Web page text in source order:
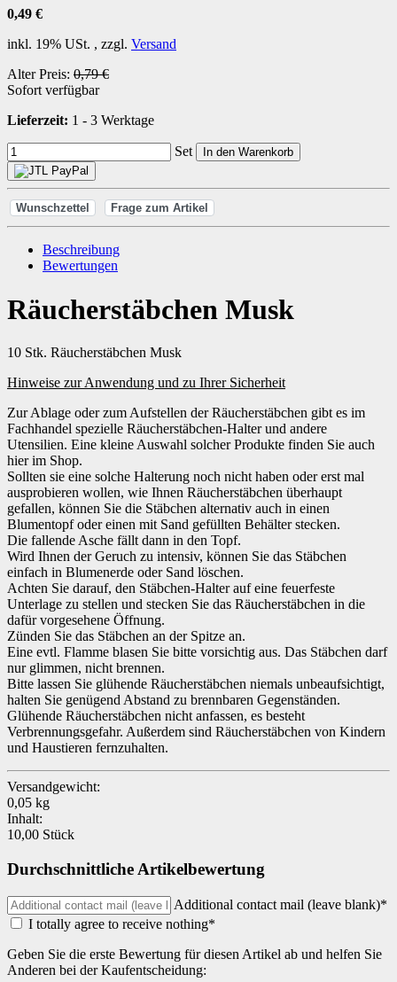
0,49 €
inkl. 19% USt. , zzgl. Versand
Alter Preis: 0,79 €
Sofort verfügbar
Lieferzeit: 1 - 3 Werktage
Set In den Warenkorb
Wunschzettel Frage zum Artikel
Beschreibung
Bewertungen
Räucherstäbchen Musk
10 Stk. Räucherstäbchen Musk
Hinweise zur Anwendung und zu Ihrer Sicherheit
Zur Ablage oder zum Aufstellen der Räucherstäbchen gibt es im
Fachhandel spezielle Räucherstäbchen-Halter und andere
Utensilien. Eine kleine Auswahl solcher Produkte finden Sie auch
hier im Shop.
Sollten sie eine solche Halterung noch nicht haben oder erst mal
ausprobieren wollen, wie Ihnen Räucherstäbchen überhaupt
gefallen, können Sie die Stäbchen alternativ auch in einen
Blumentopf oder einen mit Sand gefüllten Behälter stecken.
Die fallende Asche fällt dann in den Topf.
Wird Ihnen der Geruch zu intensiv, können Sie das Stäbchen
einfach in Blumenerde oder Sand löschen.
Achten Sie darauf, den Stäbchen-Halter auf eine feuerfeste
Unterlage zu stellen und stecken Sie das Räucherstäbchen in die
dafür vorgesehene Öffnung.
Zünden Sie das Stäbchen an der Spitze an.
Eine evtl. Flamme blasen Sie bitte vorsichtig aus. Das Stäbchen darf
nur glimmen, nicht brennen.
Bitte lassen Sie glühende Räucherstäbchen niemals unbeaufsichtigt,
halten Sie genügend Abstand zu brennbaren Gegenständen.
Glühende Räucherstäbchen nicht anfassen, es besteht
Verbrennungsgefahr. Außerdem sind Räucherstäbchen von Kindern
und Haustieren fernzuhalten.
Versandgewicht:
0,05 kg
Inhalt:
10,00 Stück
Durchschnittliche Artikelbewertung
Additional contact mail (leave blank)*
I totally agree to receive nothing*
Geben Sie die erste Bewertung für diesen Artikel ab und helfen Sie
Anderen bei der Kaufentscheidung: